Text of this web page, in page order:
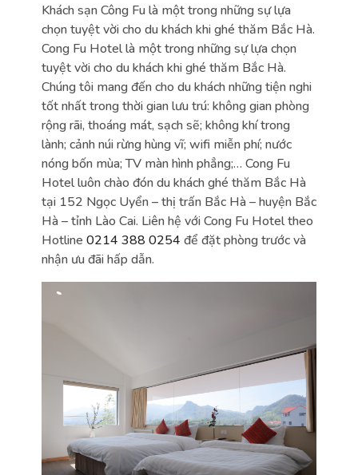
Khách sạn Công Fu là một trong những sự lựa
chọn tuyệt vời cho du khách khi ghé thăm Bắc Hà.
Cong Fu Hotel là một trong những sự lựa chọn
tuyệt vời cho du khách khi ghé thăm Bắc Hà.
Chúng tôi mang đến cho du khách những tiện nghi
tốt nhất trong thời gian lưu trú: không gian phòng
rộng rãi, thoáng mát, sạch sẽ; không khí trong
lành; cảnh núi rừng hùng vĩ; wifi miễn phí; nước
nóng bốn mùa; TV màn hình phẳng;… Cong Fu
Hotel luôn chào đón du khách ghé thăm Bắc Hà
tại 152 Ngọc Uyển – thị trấn Bắc Hà – huyện Bắc
Hà – tỉnh Lào Cai. Liên hệ với Cong Fu Hotel theo
Hotline 0214 388 0254 để đặt phòng trước và
nhận ưu đãi hấp dẫn.